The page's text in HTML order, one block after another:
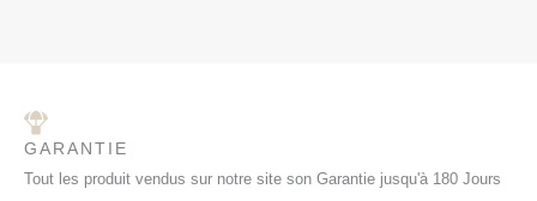
GARANTIE
Tout les produit vendus sur notre site son Garantie jusqu'à 180 Jours